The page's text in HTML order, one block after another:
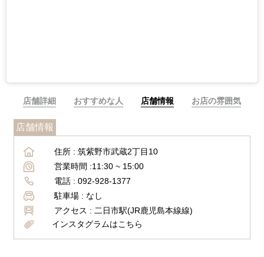
店舗詳細 おすすめな人 店舗情報 お店の雰囲気
店舗情報
住所 : 筑紫野市武蔵2丁目10
営業時間 :11:30 ~ 15:00
電話 : 092-928-1377
駐車場 : なし
アクセス : 二日市駅(JR鹿児島本線線)
インスタグラムはこちら